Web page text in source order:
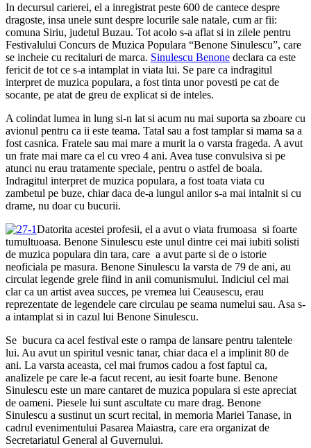
In decursul carierei, el a inregistrat peste 600 de cantece despre
dragoste, insa unele sunt despre locurile sale natale, cum ar fii:
comuna Siriu, judetul Buzau. Tot acolo s-a aflat si in zilele pentru
Festivalului Concurs de Muzica Populara “Benone Sinulescu”, care
se incheie cu recitaluri de marca. Sinulescu Benone declara ca este
fericit de tot ce s-a intamplat in viata lui. Se pare ca indragitul
interpret de muzica populara, a fost tinta unor povesti pe cat de
socante, pe atat de greu de explicat si de inteles.
A colindat lumea in lung si-n lat si acum nu mai suporta sa zboare cu
avionul pentru ca ii este teama. Tatal sau a fost tamplar si mama sa a
fost casnica. Fratele sau mai mare a murit la o varsta frageda. A avut
un frate mai mare ca el cu vreo 4 ani. Avea tuse convulsiva si pe
atunci nu erau tratamente speciale, pentru o astfel de boala.
Indragitul interpret de muzica populara, a fost toata viata cu
zambetul pe buze, chiar daca de-a lungul anilor s-a mai intalnit si cu
drame, nu doar cu bucurii.
Datorita acestei profesii, el a avut o viata frumoasa si foarte
tumultuoasa. Benone Sinulescu este unul dintre cei mai iubiti solisti
de muzica populara din tara, care a avut parte si de o istorie
neoficiala pe masura. Benone Sinulescu la varsta de 79 de ani, au
circulat legende grele fiind in anii comunismului. Indiciul cel mai
clar ca un artist avea succes, pe vremea lui Ceausescu, erau
reprezentate de legendele care circulau pe seama numelui sau. Asa s-
a intamplat si in cazul lui Benone Sinulescu.
Se bucura ca acel festival este o rampa de lansare pentru talentele
lui. Au avut un spiritul vesnic tanar, chiar daca el a implinit 80 de
ani. La varsta aceasta, cel mai frumos cadou a fost faptul ca,
analizele pe care le-a facut recent, au iesit foarte bune. Benone
Sinulescu este un mare cantaret de muzica populara si este apreciat
de oameni. Piesele lui sunt ascultate cu mare drag. Benone
Sinulescu a sustinut un scurt recital, in memoria Mariei Tanase, in
cadrul evenimentului Pasarea Maiastra, care era organizat de
Secretariatul General al Guvernului.